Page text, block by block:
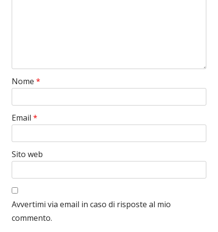
Nome *
Email *
Sito web
Avvertimi via email in caso di risposte al mio
commento.